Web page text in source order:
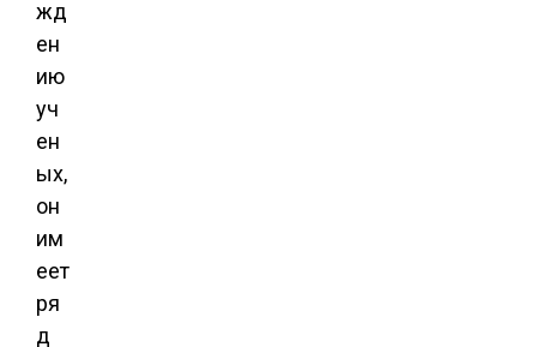
жд
ен
ию
уч
ен
ых,
он
им
еет
ря
д